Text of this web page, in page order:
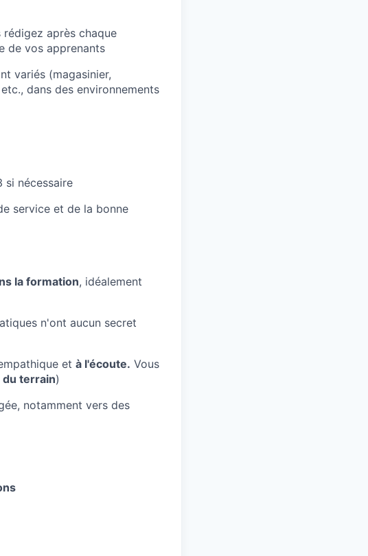
après chaque
de vos apprenants
variés (magasinier,
dans des environnements
si nécessaire
service et de la bonne
la formation, idéalement
n'ont aucun secret
et à l'écoute. Vous
du terrain)
notamment vers des